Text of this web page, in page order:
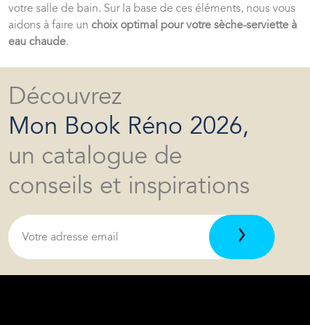
votre salle de bain. Sur la base de ces éléments, nous vous
aidons à faire un choix optimal pour votre sèche-serviette à
eau chaude.
Découvrez
Mon Book Réno 2026,
un catalogue de
conseils et inspirations